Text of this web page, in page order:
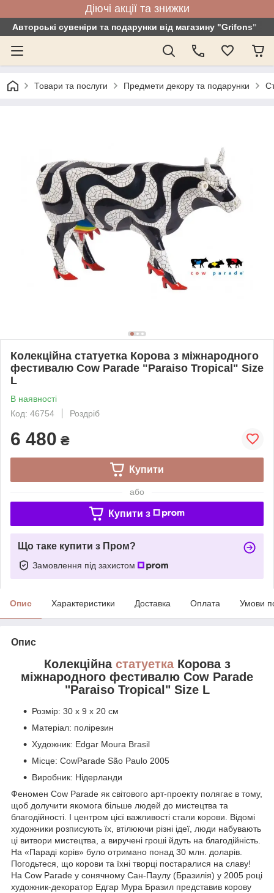
Діючі акції та знижки
Авторські сувеніри та подарунки від магазину "Grifons"
Товари та послуги Предмети декору та подарунки
Колекційна статуетка Корова з міжнародного
фестивалю Cow Parade "Paraiso Tropical" Size
L
В наявності
Код: 46754
Роздріб
6 480 ₴
Купити
або
Купити з
Що таке купити з Пром?
Замовлення під захистом
Опис Характеристики Доставка Оплата Умови
Опис
Колекційна статуеткаКорова з
міжнародного фестивалю Cow Parade
"Paraiso Tropical" Size L
Розмір: 30 x 9 x 20 см
Матеріал: полірезин
Художник: Edgar Moura Brasil
Місце: CowParade São Paulo 2005
Виробник: Нідерланди
Феномен Cow Parade як світового арт-проекту полягає в тому,
щоб долучити якомога більше людей до мистецтва та
благодійності. І центром цієї важливості стали корови. Відомі
художники розписують їх, втілюючи різні ідеї, люди набувають
ці витвори мистецтва, а виручені гроші йдуть на благодійність.
На «Параді корів» було отримано понад 30 млн. доларів.
Погодьтеся, що корови та їхні творці постаралися на славу!
На Cow Parade у сонячному Сан-Паулу (Бразилія) у 2005 році
художник-декоратор Едгар Мура Бразил представив корову